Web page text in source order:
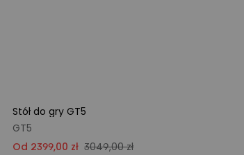
Stół do gry GT5
GT5
Od 2399,00 zł 3049,00 zł